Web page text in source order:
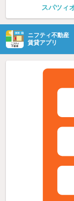
スパツィ
ニフティ不動産
賃貸アプリ